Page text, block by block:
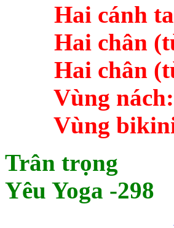
Hai cánh tay:
Hai chân (từ
Hai chân (từ
Vùng nách:
Vùng bikini:
Trân trọng
Yêu Yoga -298